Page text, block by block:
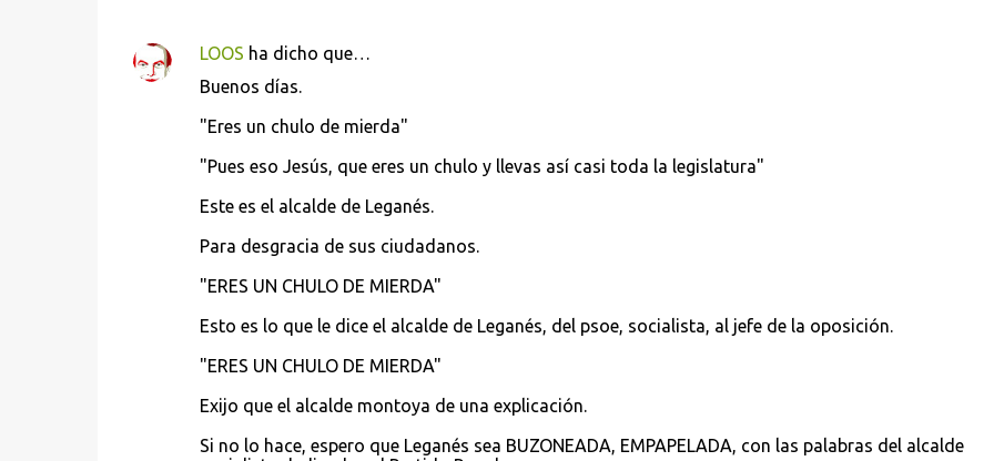
LOOS ha dicho que…
Buenos días.
"Eres un chulo de mierda"
"Pues eso Jesús, que eres un chulo y llevas así casi toda la legislatura"
Este es el alcalde de Leganés.
Para desgracia de sus ciudadanos.
"ERES UN CHULO DE MIERDA"
Esto es lo que le dice el alcalde de Leganés, del psoe, socialista, al jefe de la oposición.
"ERES UN CHULO DE MIERDA"
Exijo que el alcalde montoya de una explicación.
Si no lo hace, espero que Leganés sea BUZONEADA, EMPAPELADA, con las palabras del alcalde